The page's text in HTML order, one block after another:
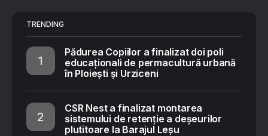
TRENDING
Pădurea Copiilor a finalizat doi poli
educaționali de permacultură urbană
în Ploiești și Urziceni
CSR Nest a finalizat montarea
sistemului de retenție a deșeurilor
plutitoare la Barajul Leșu